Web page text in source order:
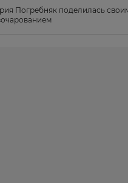
Погребняк поделилась